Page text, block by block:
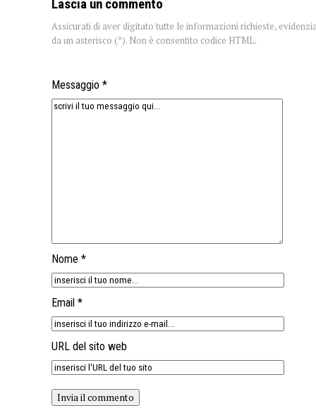
Lascia un commento
Assicurati di aver digitato tutte le informazioni richieste,
da un asterisco (*). Non è consentito codice HTML.
Messaggio *
Nome *
Email *
URL del sito web